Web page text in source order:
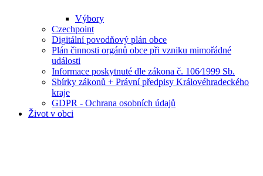
Výbory
Czechpoint
Digitální povodňový plán obce
Plán činnosti orgánů obce při vzniku mimořádné
události
Informace poskytnuté dle zákona č. 106⁄1999 Sb.
Sbírky zákonů + Právní předpisy Královéhradeckého
kraje
GDPR - Ochrana osobních údajů
Život v obci